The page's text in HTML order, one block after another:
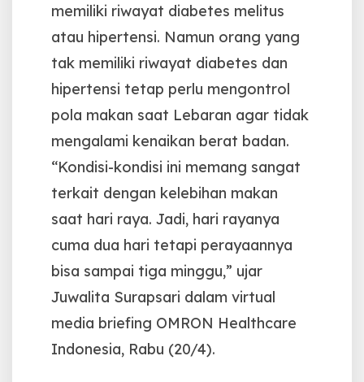
memiliki riwayat diabetes melitus
atau hipertensi. Namun orang yang
tak memiliki riwayat diabetes dan
hipertensi tetap perlu mengontrol
pola makan saat Lebaran agar tidak
mengalami kenaikan berat badan.
“Kondisi-kondisi ini memang sangat
terkait dengan kelebihan makan
saat hari raya. Jadi, hari rayanya
cuma dua hari tetapi perayaannya
bisa sampai tiga minggu,” ujar
Juwalita Surapsari dalam virtual
media briefing OMRON Healthcare
Indonesia, Rabu (20/4).